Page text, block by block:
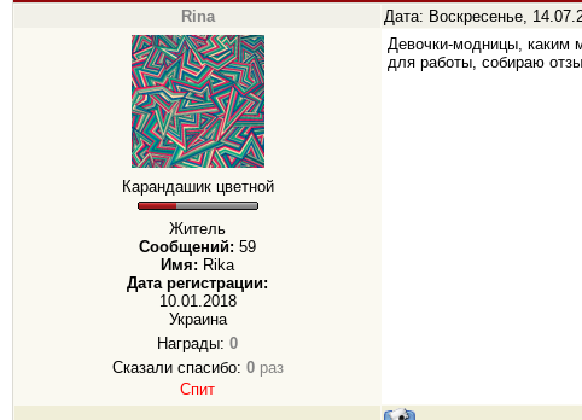
Rina Дата: Воскресенье,
Карандашик цветной
Житель
Сообщений: 59
Имя: Rika
Дата регистрации:
10.01.2018
Украина
Награды: 0
Сказали спасибо: 0раз
Спит
Девочки-модницы, каким
для работы, собираю